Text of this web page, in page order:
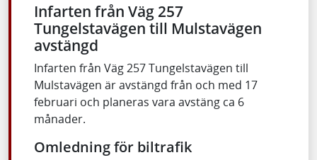
Infarten från Väg 257
Tungelstavägen till Mulstavägen
avstängd
Infarten från Väg 257 Tungelstavägen till
Mulstavägen är avstängd från och med 17
februari och planeras vara avstäng ca 6
månader.
Omledning för biltrafik